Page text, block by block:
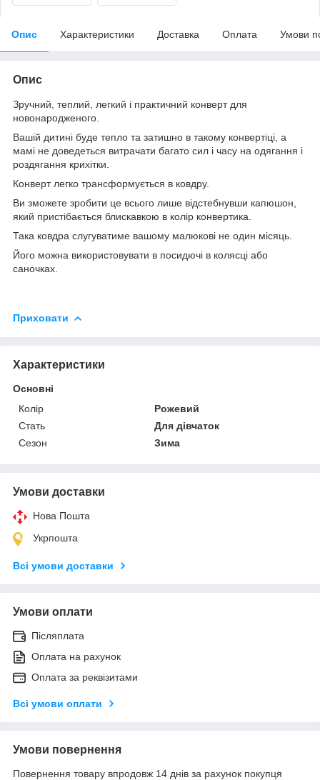
Опис Характеристики Доставка Оплата Умови
Опис
Зручний, теплий, легкий і практичний конверт для
новонародженого.
Вашій дитині буде тепло та затишно в такому конвертіці, а
мамі не доведеться витрачати багато сил і часу на одягання і
роздягання крихітки.
Конверт легко трансформується в ковдру.
Ви зможете зробити це всього лише відстебнувши капюшон,
який пристібається блискавкою в колір конвертика.
Така ковдра слугуватиме вашому малюкові не один місяць.
Його можна використовувати в посидючі в колясці або
саночках.
Приховати
Характеристики
Основні
Колір
Рожевий
Стать
Для дівчаток
Сезон
Зима
Умови доставки
Нова Пошта
Укрпошта
Всі умови доставки
Умови оплати
Післяплата
Оплата на рахунок
Оплата за реквізитами
Всі умови оплати
Умови повернення
Повернення товару впродовж 14 днів за рахунок покупця